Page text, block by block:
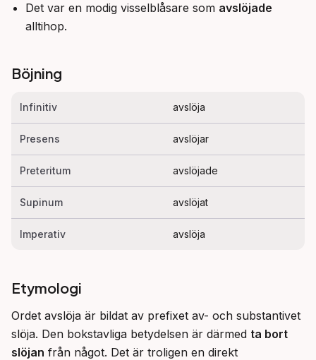
Det var en modig visselblåsare som avslöjade
alltihop.
Böjning
Infinitiv avslöja
Presens avslöjar
Preteritum avslöjade
Supinum avslöjat
Imperativ avslöja
Etymologi
Ordet avslöja är bildat av prefixet av- och substantivet
slöja. Den bokstavliga betydelsen är därmed ta bort
slöjan från något. Det är troligen en direkt